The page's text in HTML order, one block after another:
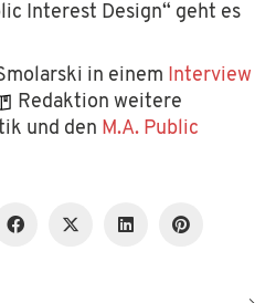
Interest Design“ geht es
in einem Interview
Redaktion weitere
und den M.A. Public